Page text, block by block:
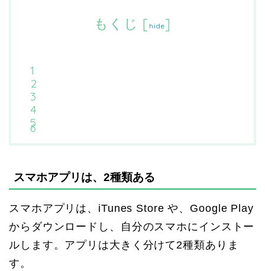
もくじ [ hide]
スマホアプリは、2種類ある
スマホアプリは、iTunes Store や、Google Play
からダウンロードし、自分のスマホにインストー
ルします。アプリは大きく分けて2種類ありま
す。